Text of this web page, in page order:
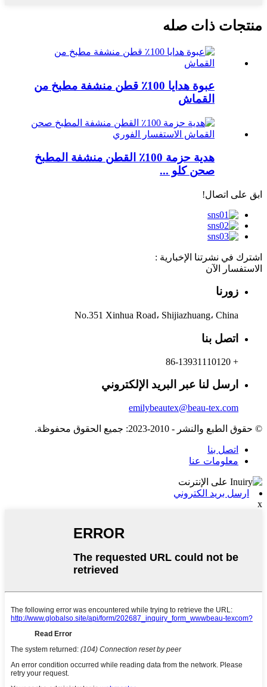
منتجات ذات صله
عبوة هدايا 100٪ قطن منشفة مطبخ من
القماش
هدية حزمة 100٪ القطن منشفة المطبخ
صحن كلو ...
ابق على اتصال!
اشترك في نشرتنا الإخبارية :
الاستفسار الآن
زورنا
No.351 Xinhua Road، Shijiazhuang، China
اتصل بنا
+ 86-13931110120
ارسل لنا عبر البريد الإلكتروني
emilybeautex@beau-tex.com
© حقوق الطبع والنشر - 2010-2023: جميع الحقوق محفوظة.
اتصل بنا
معلومات عنا
ارسل بريد الكتروني
x